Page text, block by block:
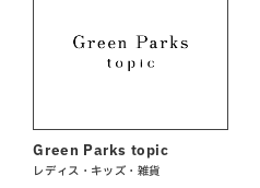
Green Parks topic
レディス・キッズ・雑貨